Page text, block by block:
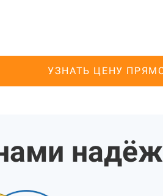
УЗНАТЬ ЦЕНУ